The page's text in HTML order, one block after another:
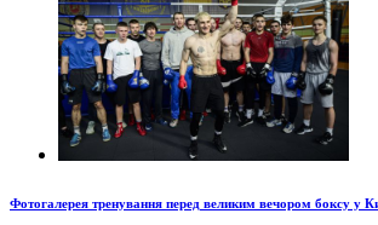
Фотогалерея тренування перед великим вечором боксу у